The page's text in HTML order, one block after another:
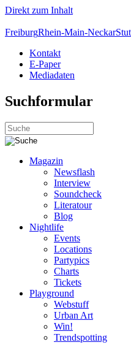
Direkt zum Inhalt
FreiburgRhein-Main-Neckar
Kontakt
E-Paper
Mediadaten
Suchformular
Magazin
Newsflash
Interview
Soundcheck
Literatour
Blog
Nightlife
Events
Locations
Partypics
Charts
Tickets
Playground
Webstuff
Urban Art
Win!
Trendspotting